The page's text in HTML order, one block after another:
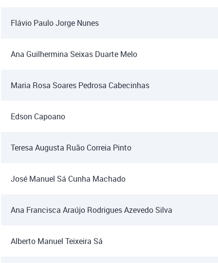
Flávio Paulo Jorge Nunes
Ana Guilhermina Seixas Duarte Melo
Maria Rosa Soares Pedrosa Cabecinhas
Edson Capoano
Teresa Augusta Ruão Correia Pinto
José Manuel Sá Cunha Machado
Ana Francisca Araújo Rodrigues Azevedo Silva
Alberto Manuel Teixeira Sá